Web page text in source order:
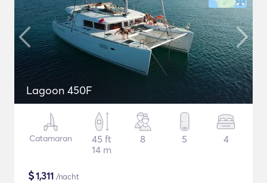
Lagoon 450F
Catamaran
45 ft
14 m
8 5 4
$1,311 /nacht